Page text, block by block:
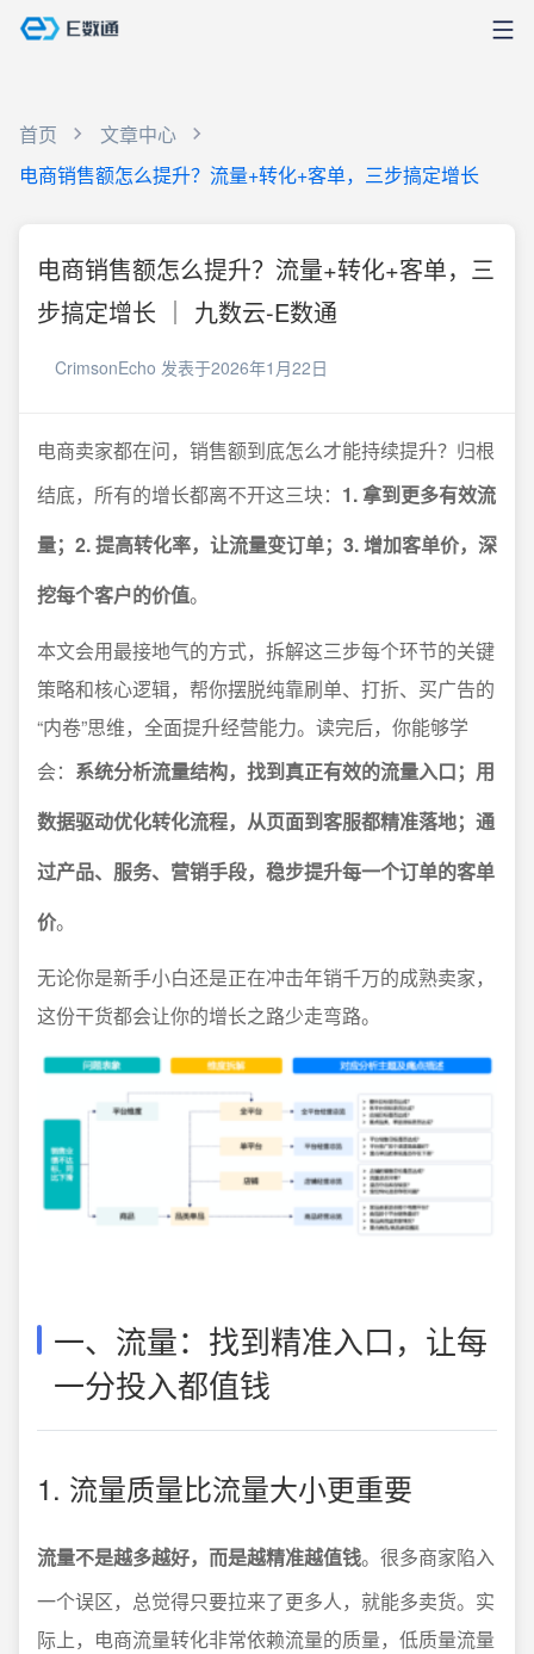
首页
文章中心
电商销售额怎么提升？流量+转化+客单，三步搞定增长
电商销售额怎么提升？流量+转化+客单，三
步搞定增长 ｜ 九数云-E数通
CrimsonEcho 发表于2026年1月22日
电商卖家都在问，销售额到底怎么才能持续提升？归根
结底，所有的增长都离不开这三块： 1. 拿到更多有效流
量；2. 提高转化率，让流量变订单；3. 增加客单价，深
挖每个客户的价值。
本文会用最接地气的方式，拆解这三步每个环节的关键
策略和核心逻辑，帮你摆脱纯靠刷单、打折、买广告的
“内卷”思维，全面提升经营能力。读完后，你能够学
会： 系统分析流量结构，找到真正有效的流量入口；用
数据驱动优化转化流程，从页面到客服都精准落地；通
过产品、服务、营销手段，稳步提升每一个订单的客单
价。
无论你是新手小白还是正在冲击年销千万的成熟卖家，
这份干货都会让你的增长之路少走弯路。
一、流量：找到精准入口，让每
一分投入都值钱
1. 流量质量比流量大小更重要
流量不是越多越好，而是越精准越值钱。很多商家陷入
一个误区，总觉得只要拉来了更多人，就能多卖货。实
际上，电商流量转化非常依赖流量的质量，低质量流量